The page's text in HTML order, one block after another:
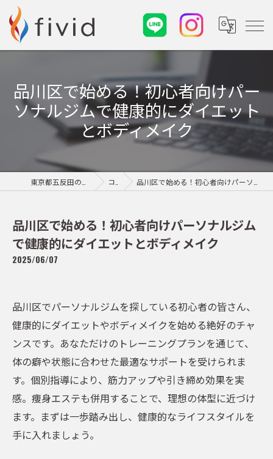
品川区で始める！初心者向けパー
ソナルジムで健康的にダイエット
とボディメイク
コラム 品川区で始める！初心者向けパーソナルジムで健康的にダイエットとボディメイク
品川区で始める！初心者向けパーソナルジム
で健康的にダイエットとボディメイク
2025/06/07
品川区でパーソナルジムを探している初心者の皆さん、
健康的にダイエットやボディメイクを始める絶好のチャ
ンスです。あなただけのトレーニングプランを通じて、
体の癖や状態に合わせた最適なサポートを受けられま
す。個別指導により、筋力アップや引き締め効果を実
感。痩身エステも併用することで、理想の体型に近づけ
ます。まずは一歩踏み出し、健康的なライフスタイルを
手に入れましょう。